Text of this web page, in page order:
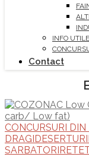
INFO UTILE
Contact
CONCURSURI DIN
DRAGI DESERTURI
SARBATORI